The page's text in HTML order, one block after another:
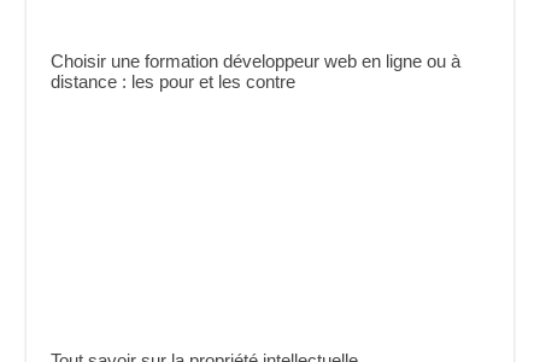
Choisir une formation développeur web en ligne ou à
distance : les pour et les contre